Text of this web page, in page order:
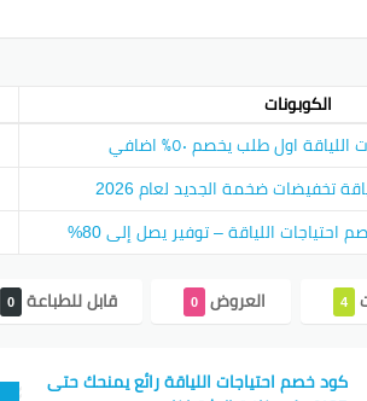
الكوبونات
اول طلب يخصم ٥٠٪ اضافي
تخفيضات ضخمة الجديد لعام 2026
اللياقة – توفير يصل إلى 80%
4 العروض 0 قابل للطباعة 0
كود خصم احتياجات اللياقة رائع يمنحك حتى